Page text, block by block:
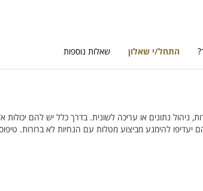
התחל/י שאלון שאלות נוספות
ניהול נתונים או עריכה לשונית. בדרך כלל יש להם
יעדיפו להימנע מביצוע מטלות עם הנחיות לא ברורות.